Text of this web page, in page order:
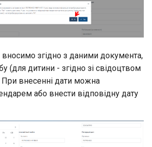
згідно з даними документа,
(для дитини - згідно зі свідоцтвом
внесенні дати можна
або внести відповідну дату